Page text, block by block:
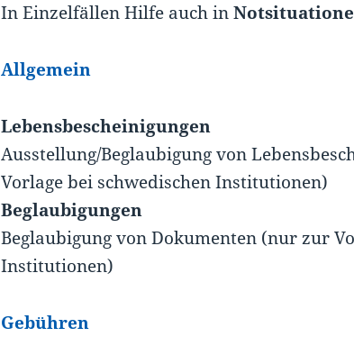
In Einzelfällen Hilfe auch in
Allgemein
Lebensbescheinigungen
Ausstellung/Beglaubigung von
Vorlage bei schwedischen Institutionen)
Beglaubigungen
Beglaubigung von Dokumenten (nur zur
Institutionen)
Gebühren